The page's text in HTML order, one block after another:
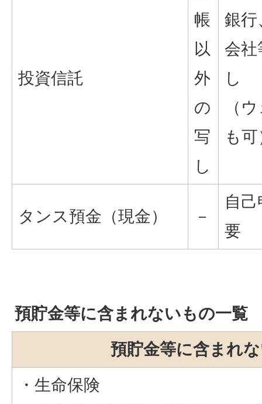
投資信託
帳
以
外
の
写
し
銀行
会社
し
（
も
タンス預金（現金） －
自
要
預貯金等に含まれないもの一覧
預貯金等に含まれ
・生命保険